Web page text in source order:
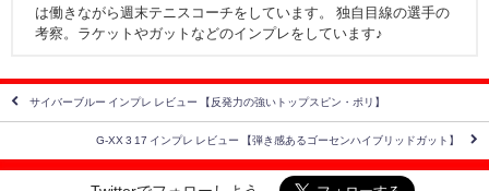
は働きながら週末テニスコーチをしています。 独自目線の選手の
考察。ラケットやガットなどのインプレをしています♪
サイバーブルー インプレ レビュー 【反発力の強いトップスピン・ポリ】
G-XX 3 17 インプレ レビュー 【弾き感あるゴーセンハイブリッドガット】